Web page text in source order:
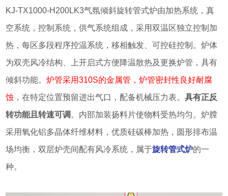
KJ-TX1000-H200LK3气氛倾斜旋转管式炉由加热系统，真
空系统，控制系统，供气系统组成，采用双温区独立控制加
热，每区多段程序控温系统，移相触发、可控硅控制。炉体
为双壳风冷结构、上开启式方便降温散热及更换炉管，具有
倾斜功能。炉管采用310S的金属管，炉管密封性良好耐腐
蚀 ，在特定位置预留进出气口，配备机械压力表。具有正反
转功能且转速可调 。内部加装扬料片使物料受热均匀。炉膛
采用氧化铝多晶体纤维材料，优质硅碳棒加热，圆形排布温
场均衡，双层炉壳间配有风冷系统，属于旋转管式炉的一
种。